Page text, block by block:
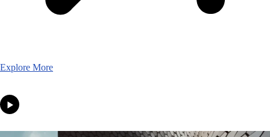
Explore More